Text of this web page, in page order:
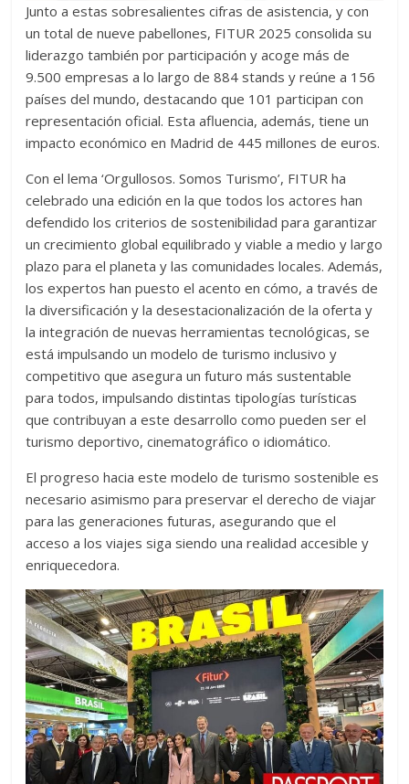
Junto a estas sobresalientes cifras de asistencia, y con
un total de nueve pabellones, FITUR 2025 consolida su
liderazgo también por participación y acoge más de
9.500 empresas a lo largo de 884 stands y reúne a 156
países del mundo, destacando que 101 participan con
representación oficial. Esta afluencia, además, tiene un
impacto económico en Madrid de 445 millones de euros.
Con el lema ‘Orgullosos. Somos Turismo’, FITUR ha
celebrado una edición en la que todos los actores han
defendido los criterios de sostenibilidad para garantizar
un crecimiento global equilibrado y viable a medio y largo
plazo para el planeta y las comunidades locales. Además,
los expertos han puesto el acento en cómo, a través de
la diversificación y la desestacionalización de la oferta y
la integración de nuevas herramientas tecnológicas, se
está impulsando un modelo de turismo inclusivo y
competitivo que asegura un futuro más sustentable
para todos, impulsando distintas tipologías turísticas
que contribuyan a este desarrollo como pueden ser el
turismo deportivo, cinematográfico o idiomático.
El progreso hacia este modelo de turismo sostenible es
necesario asimismo para preservar el derecho de viajar
para las generaciones futuras, asegurando que el
acceso a los viajes siga siendo una realidad accesible y
enriquecedora.